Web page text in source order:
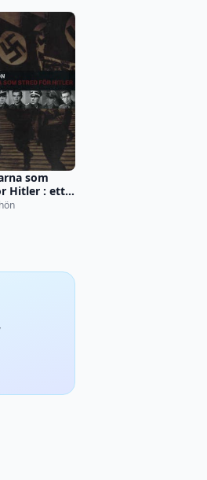
som
Hitler : ett
reportage